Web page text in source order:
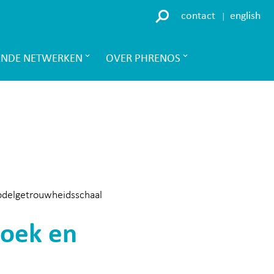
contact english
NETWERKEN OVER PHRENOS
en